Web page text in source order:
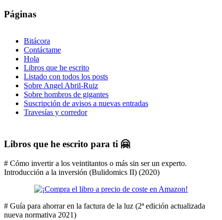
Páginas
Bitácora
Contáctame
Hola
Libros que he escrito
Listado con todos los posts
Sobre Angel Abril-Ruiz
Sobre hombros de gigantes
Suscripción de avisos a nuevas entradas
Travesías y corredor
Libros que he escrito para ti 🤗
# Cómo invertir a los veintitantos o más sin ser un experto.
Introducción a la inversión (Bulidomics II) (2020)
# Guía para ahorrar en la factura de la luz (2ª edición actualizada
nueva normativa 2021)